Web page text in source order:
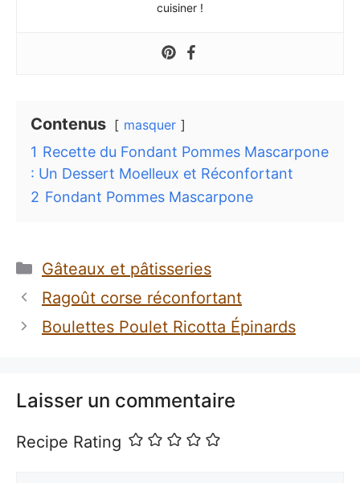
cuisiner !
Contenus masquer
1 Recette du Fondant Pommes Mascarpone
: Un Dessert Moelleux et Réconfortant
2 Fondant Pommes Mascarpone
Catégories
Gâteaux et pâtisseries
Ragoût corse réconfortant
Boulettes Poulet Ricotta Épinards
Laisser un commentaire
Recipe Rating